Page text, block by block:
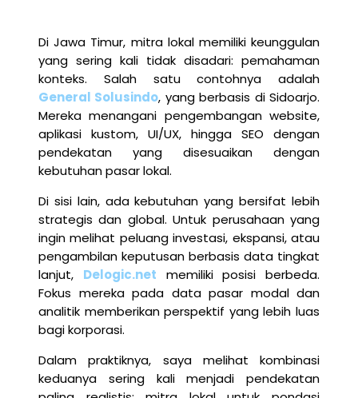
Di Jawa Timur, mitra lokal memiliki keunggulan
yang sering kali tidak disadari: pemahaman
konteks. Salah satu contohnya adalah
General Solusindo, yang berbasis di Sidoarjo.
Mereka menangani pengembangan website,
aplikasi kustom, UI/UX, hingga SEO dengan
pendekatan yang disesuaikan dengan
kebutuhan pasar lokal.
Di sisi lain, ada kebutuhan yang bersifat lebih
strategis dan global. Untuk perusahaan yang
ingin melihat peluang investasi, ekspansi, atau
pengambilan keputusan berbasis data tingkat
lanjut, Delogic.net memiliki posisi berbeda.
Fokus mereka pada data pasar modal dan
analitik memberikan perspektif yang lebih luas
bagi korporasi.
Dalam praktiknya, saya melihat kombinasi
keduanya sering kali menjadi pendekatan